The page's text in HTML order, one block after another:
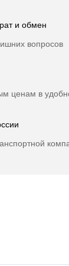
и обмен
вопросов
ценам в